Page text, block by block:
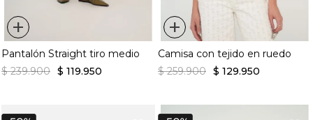
+
Pantalón Straight tiro medio
$ 239.900 $ 119.950
+
Camisa con tejido en ruedo
$ 259.900 $ 129.950